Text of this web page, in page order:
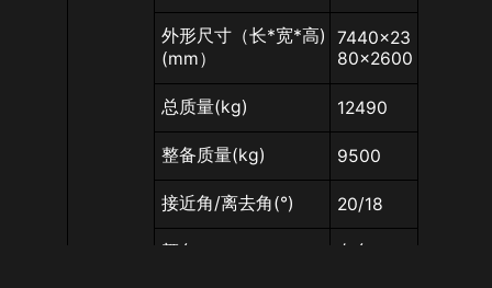
外形尺寸（长*宽*高)
(mm）
7440×23
80×2600
总质量(kg) 12490
整备质量(kg) 9500
接近角/离去角(°) 20/18
颜色 白色